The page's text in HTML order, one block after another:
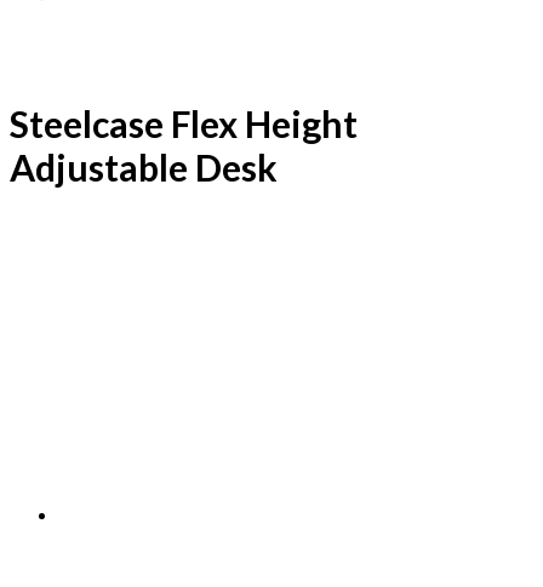
Steelcase Flex Height
Adjustable Desk